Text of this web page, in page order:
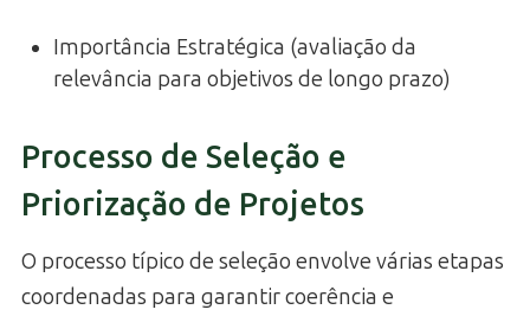
Importância Estratégica (avaliação da
relevância para objetivos de longo prazo)
Processo de Seleção e
Priorização de Projetos
O processo típico de seleção envolve várias etapas
coordenadas para garantir coerência e